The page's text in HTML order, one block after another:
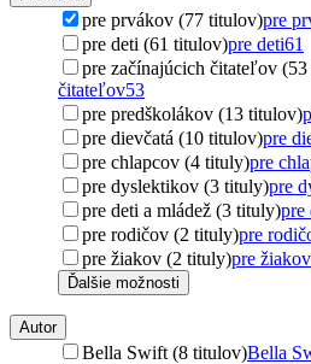
pre prvákov (77 titulov)pre
pre deti (61 titulov)pre deti61
pre začínajúcich čitateľov
čitateľov53
pre predškolákov (13 titulov)
pre dievčatá (10 titulov)pre
pre chlapcov (4 tituly)pre
pre dyslektikov (3 tituly)pre
pre deti a mládež (3 tituly)pre
pre rodičov (2 tituly)pre
pre žiakov (2 tituly)pre žiakov
Ďalšie možnosti
Autor
Bella Swift (8 titulov)Bella